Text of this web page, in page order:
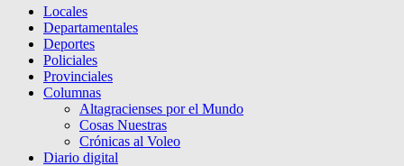
Locales
Departamentales
Deportes
Policiales
Provinciales
Columnas
Altagracienses por el Mundo
Cosas Nuestras
Crónicas al Voleo
Diario digital